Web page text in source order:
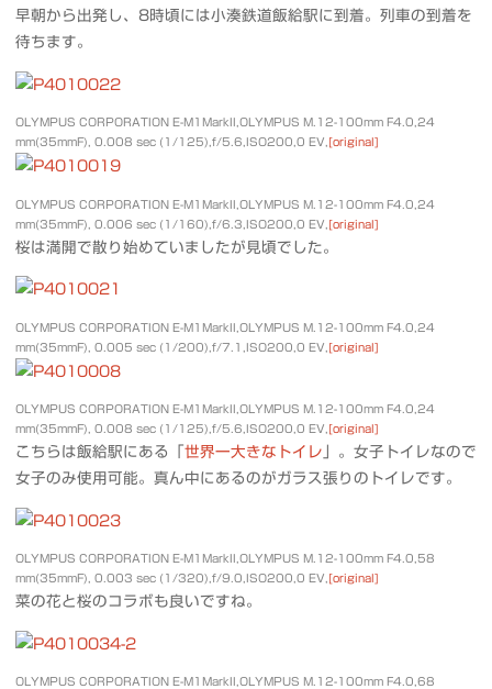
早朝から出発し、8時頃には小湊鉄道飯給駅に到着。列車の到着を
待ちます。
OLYMPUS CORPORATION E-M1MarkII,OLYMPUS M.12-100mm F4.0,24
mm(35mmF), 0.008 sec (1/125),f/5.6,ISO200,0 EV, [original]
OLYMPUS CORPORATION E-M1MarkII,OLYMPUS M.12-100mm F4.0,24
mm(35mmF), 0.006 sec (1/160),f/6.3,ISO200,0 EV, [original]
桜は満開で散り始めていましたが見頃でした。
OLYMPUS CORPORATION E-M1MarkII,OLYMPUS M.12-100mm F4.0,24
mm(35mmF), 0.005 sec (1/200),f/7.1,ISO200,0 EV, [original]
OLYMPUS CORPORATION E-M1MarkII,OLYMPUS M.12-100mm F4.0,24
mm(35mmF), 0.008 sec (1/125),f/5.6,ISO200,0 EV, [original]
こちらは飯給駅にある「 世界一大きなトイレ 」。女子トイレなので
女子のみ使用可能。真ん中にあるのがガラス張りのトイレです。
OLYMPUS CORPORATION E-M1MarkII,OLYMPUS M.12-100mm F4.0,58
mm(35mmF), 0.003 sec (1/320),f/9.0,ISO200,0 EV, [original]
菜の花と桜のコラボも良いですね。
OLYMPUS CORPORATION E-M1MarkII,OLYMPUS M.12-100mm F4.0,68